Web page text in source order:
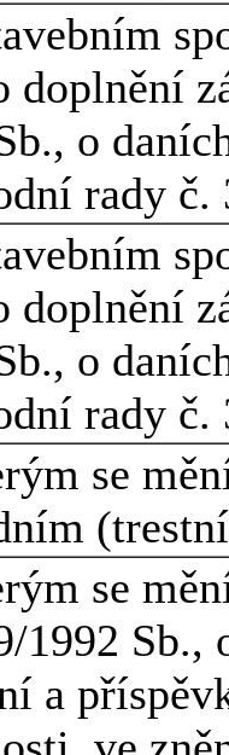
doplnění
o
rady č.
doplnění
o
rady č.
se
se
1992 Sb.,
a